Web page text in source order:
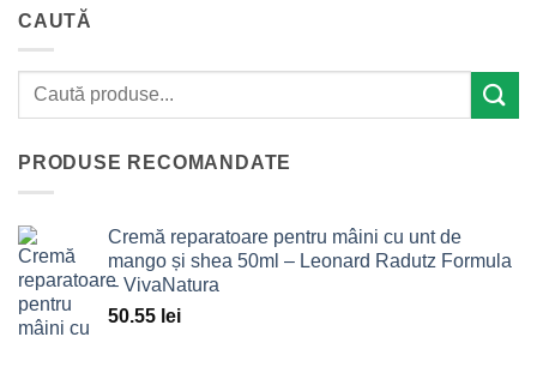
CAUTĂ
PRODUSE RECOMANDATE
Cremă reparatoare pentru mâini cu unt de
mango și shea 50ml – Leonard Radutz Formula
– VivaNatura
50.55 lei